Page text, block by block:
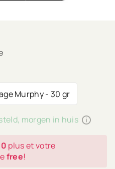
Murphy - 30 gr
morgen in huis
plus et votre
free!